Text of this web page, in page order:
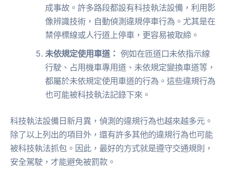
成事故。許多路段都設有科技執法設備，利用影
像辨識技術，自動偵測違規停車行為。尤其是在
禁停標線或人行道上停車，更容易被取締。
未依規定使用車道： 例如在匝道口未依指示線
行駛、占用機車專用道、未依規定變換車道等，
都屬於未依規定使用車道的行為。這些違規行為
也可能被科技執法記錄下來。
科技執法設備日新月異，偵測的違規行為也越來越多元。
除了以上列出的項目外，還有許多其他的違規行為也可能
被科技執法抓包。因此，最好的方式就是遵守交通規則，
安全駕駛，才能避免被罰款。